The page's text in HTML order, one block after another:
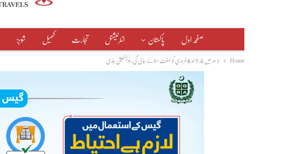
صفحہ اول پاکستان انٹرنیشنل تجارت کھیل شوبز
Home لاہور میں 6، 7 اور 8 فروری کو بسنت منائے جائی گی، نوٹیفکیشن جاری